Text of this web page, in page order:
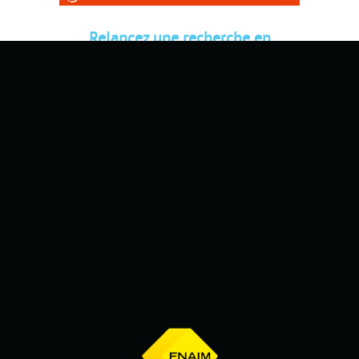
Relancez une recherche en